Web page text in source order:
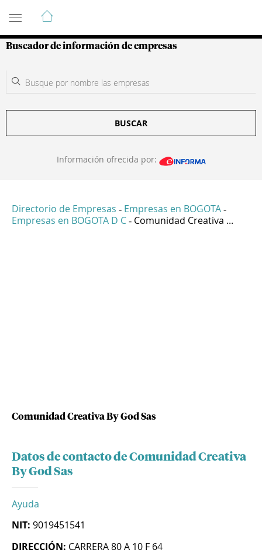
Guía de Empresas Colombianas
Buscador de información de empresas
BUSCAR
Información ofrecida por:
Directorio de Empresas - Empresas en BOGOTA -
Empresas en BOGOTA D C - Comunidad Creativa ...
Comunidad Creativa By God Sas
Datos de contacto de Comunidad Creativa
By God Sas
Ayuda
NIT: 9019451541
DIRECCIÓN: CARRERA 80 A 10 F 64